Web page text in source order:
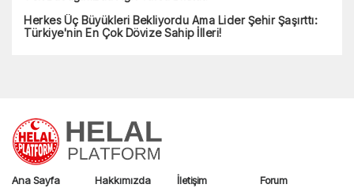
Herkes Üç Büyükleri Bekliyordu Ama Lider Şehir Şaşırttı:
Türkiye'nin En Çok Dövize Sahip İlleri!
Ana Sayfa Hakkımızda İletişim
Forum